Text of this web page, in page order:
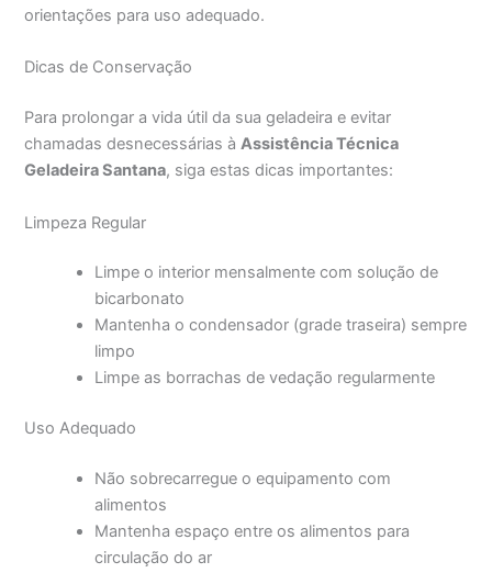
orientações para uso adequado.
Dicas de Conservação
Para prolongar a vida útil da sua geladeira e evitar
chamadas desnecessárias àAssistência Técnica
Geladeira Santana, siga estas dicas importantes:
Limpeza Regular
Limpe o interior mensalmente com solução de
bicarbonato
Mantenha o condensador (grade traseira) sempre
limpo
Limpe as borrachas de vedação regularmente
Uso Adequado
Não sobrecarregue o equipamento com
alimentos
Mantenha espaço entre os alimentos para
circulação do ar